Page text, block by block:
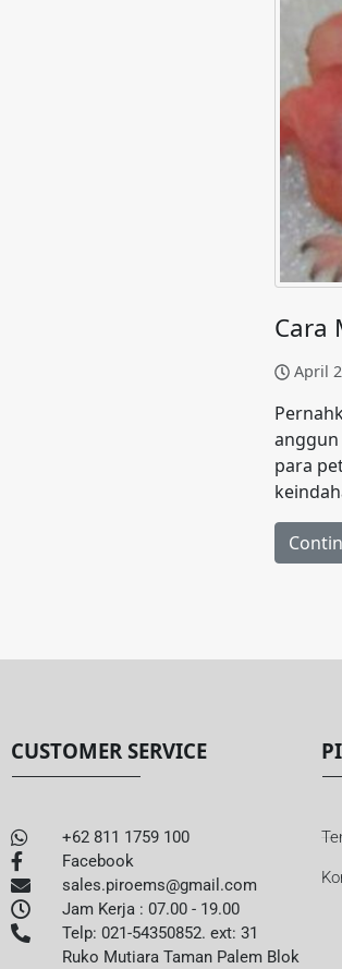
Cara
April
anggun
para
CUSTOMER SERVICE
+62 811 1759 100
Facebook
sales.piroems@gmail.com
Jam Kerja : 07.00 - 19.00
Telp: 021-54350852. ext: 31
Ruko Mutiara Taman Palem Blok